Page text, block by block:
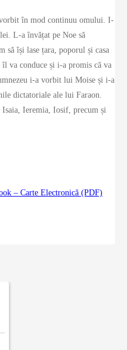
în mod continuu omului. I-
L-a învățat pe Noe să
să își lase țara, poporul și casa
îl va conduce și i-a promis că va
i-a vorbit lui Moise și i-a
dictatoriale ale lui Faraon.
Ieremia, Iosif, precum și
– Carte Electronică (PDF)